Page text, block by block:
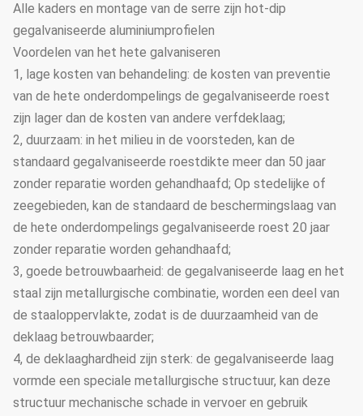
Alle kaders en montage van de serre zijn hot-dip
gegalvaniseerde aluminiumprofielen
Voordelen van het hete galvaniseren
1, lage kosten van behandeling: de kosten van preventie
van de hete onderdompelings de gegalvaniseerde roest
zijn lager dan de kosten van andere verfdeklaag;
2, duurzaam: in het milieu in de voorsteden, kan de
standaard gegalvaniseerde roestdikte meer dan 50 jaar
zonder reparatie worden gehandhaafd; Op stedelijke of
zeegebieden, kan de standaard de beschermingslaag van
de hete onderdompelings gegalvaniseerde roest 20 jaar
zonder reparatie worden gehandhaafd;
3, goede betrouwbaarheid: de gegalvaniseerde laag en het
staal zijn metallurgische combinatie, worden een deel van
de staaloppervlakte, zodat is de duurzaamheid van de
deklaag betrouwbaarder;
4, de deklaaghardheid zijn sterk: de gegalvaniseerde laag
vormde een speciale metallurgische structuur, kan deze
structuur mechanische schade in vervoer en gebruik